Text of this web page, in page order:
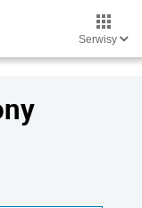
Serwisy